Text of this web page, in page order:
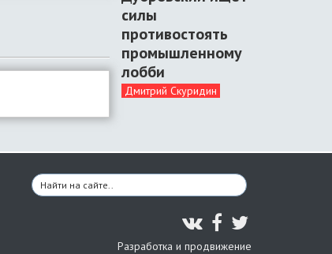
силы
противостоять
промышленному
лобби
Дмитрий Скуридин
Разработка и продвижение